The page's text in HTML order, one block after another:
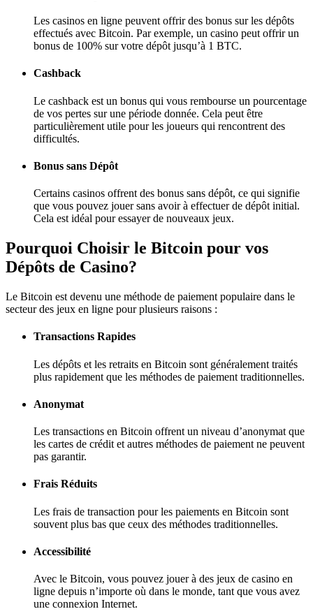
Les casinos en ligne peuvent offrir des bonus sur les dépôts
effectués avec Bitcoin. Par exemple, un casino peut offrir un
bonus de 100% sur votre dépôt jusqu’à 1 BTC.
Cashback
Le cashback est un bonus qui vous rembourse un pourcentage
de vos pertes sur une période donnée. Cela peut être
particulièrement utile pour les joueurs qui rencontrent des
difficultés.
Bonus sans Dépôt
Certains casinos offrent des bonus sans dépôt, ce qui signifie
que vous pouvez jouer sans avoir à effectuer de dépôt initial.
Cela est idéal pour essayer de nouveaux jeux.
Pourquoi Choisir le Bitcoin pour vos
Dépôts de Casino?
Le Bitcoin est devenu une méthode de paiement populaire dans le
secteur des jeux en ligne pour plusieurs raisons :
Transactions Rapides
Les dépôts et les retraits en Bitcoin sont généralement traités
plus rapidement que les méthodes de paiement traditionnelles.
Anonymat
Les transactions en Bitcoin offrent un niveau d’anonymat que
les cartes de crédit et autres méthodes de paiement ne peuvent
pas garantir.
Frais Réduits
Les frais de transaction pour les paiements en Bitcoin sont
souvent plus bas que ceux des méthodes traditionnelles.
Accessibilité
Avec le Bitcoin, vous pouvez jouer à des jeux de casino en
ligne depuis n’importe où dans le monde, tant que vous avez
une connexion Internet.